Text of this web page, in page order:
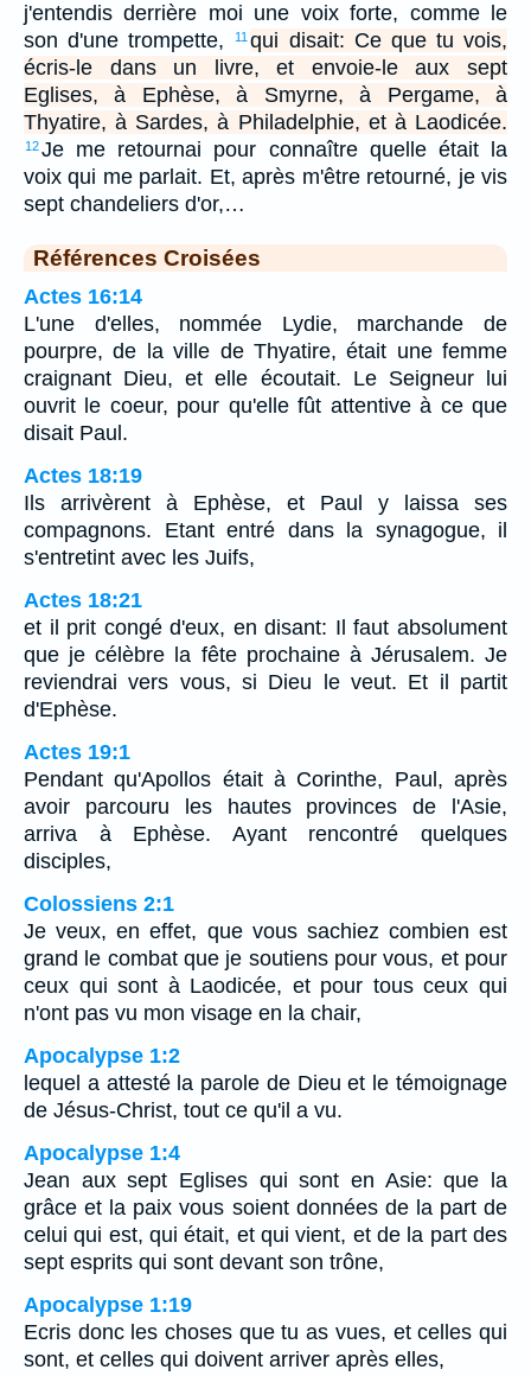
j'entendis derrière moi une voix forte, comme le
son d'une trompette,
11 qui disait: Ce que tu vois,
écris-le dans un livre, et envoie-le aux sept
Eglises, à Ephèse, à Smyrne, à Pergame, à
Thyatire, à Sardes, à Philadelphie, et à Laodicée.
12Je me retournai pour connaître quelle était la
voix qui me parlait. Et, après m'être retourné, je vis
sept chandeliers d'or,…
Références Croisées
Actes 16:14
L'une d'elles, nommée Lydie, marchande de
pourpre, de la ville de Thyatire, était une femme
craignant Dieu, et elle écoutait. Le Seigneur lui
ouvrit le coeur, pour qu'elle fût attentive à ce que
disait Paul.
Actes 18:19
Ils arrivèrent à Ephèse, et Paul y laissa ses
compagnons. Etant entré dans la synagogue, il
s'entretint avec les Juifs,
Actes 18:21
et il prit congé d'eux, en disant: Il faut absolument
que je célèbre la fête prochaine à Jérusalem. Je
reviendrai vers vous, si Dieu le veut. Et il partit
d'Ephèse.
Actes 19:1
Pendant qu'Apollos était à Corinthe, Paul, après
avoir parcouru les hautes provinces de l'Asie,
arriva à Ephèse. Ayant rencontré quelques
disciples,
Colossiens 2:1
Je veux, en effet, que vous sachiez combien est
grand le combat que je soutiens pour vous, et pour
ceux qui sont à Laodicée, et pour tous ceux qui
n'ont pas vu mon visage en la chair,
Apocalypse 1:2
lequel a attesté la parole de Dieu et le témoignage
de Jésus-Christ, tout ce qu'il a vu.
Apocalypse 1:4
Jean aux sept Eglises qui sont en Asie: que la
grâce et la paix vous soient données de la part de
celui qui est, qui était, et qui vient, et de la part des
sept esprits qui sont devant son trône,
Apocalypse 1:19
Ecris donc les choses que tu as vues, et celles qui
sont, et celles qui doivent arriver après elles,